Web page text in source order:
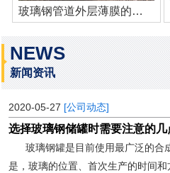
玻璃钢管道外层薄膜的作用
NEWS
新闻资讯
2020-05-27 [公司动态]
选择玻璃钢储罐时需要注意的几
玻璃钢罐是目前使用最广泛的合
是，玻璃的位置、首次生产的时间